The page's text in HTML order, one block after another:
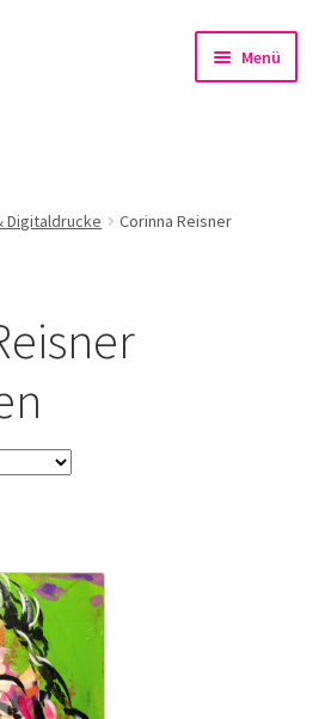
Menü
Digitaldrucke
Corinna Reisner